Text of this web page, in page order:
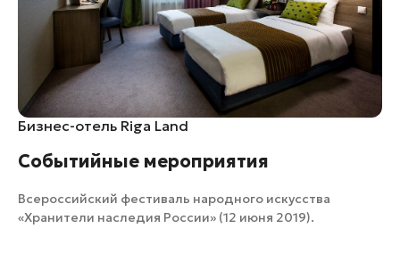
Бизнес-отель Riga Land
Событийные мероприятия
Всероссийский фестиваль народного искусства
«Хранители наследия России» (12 июня 2019).